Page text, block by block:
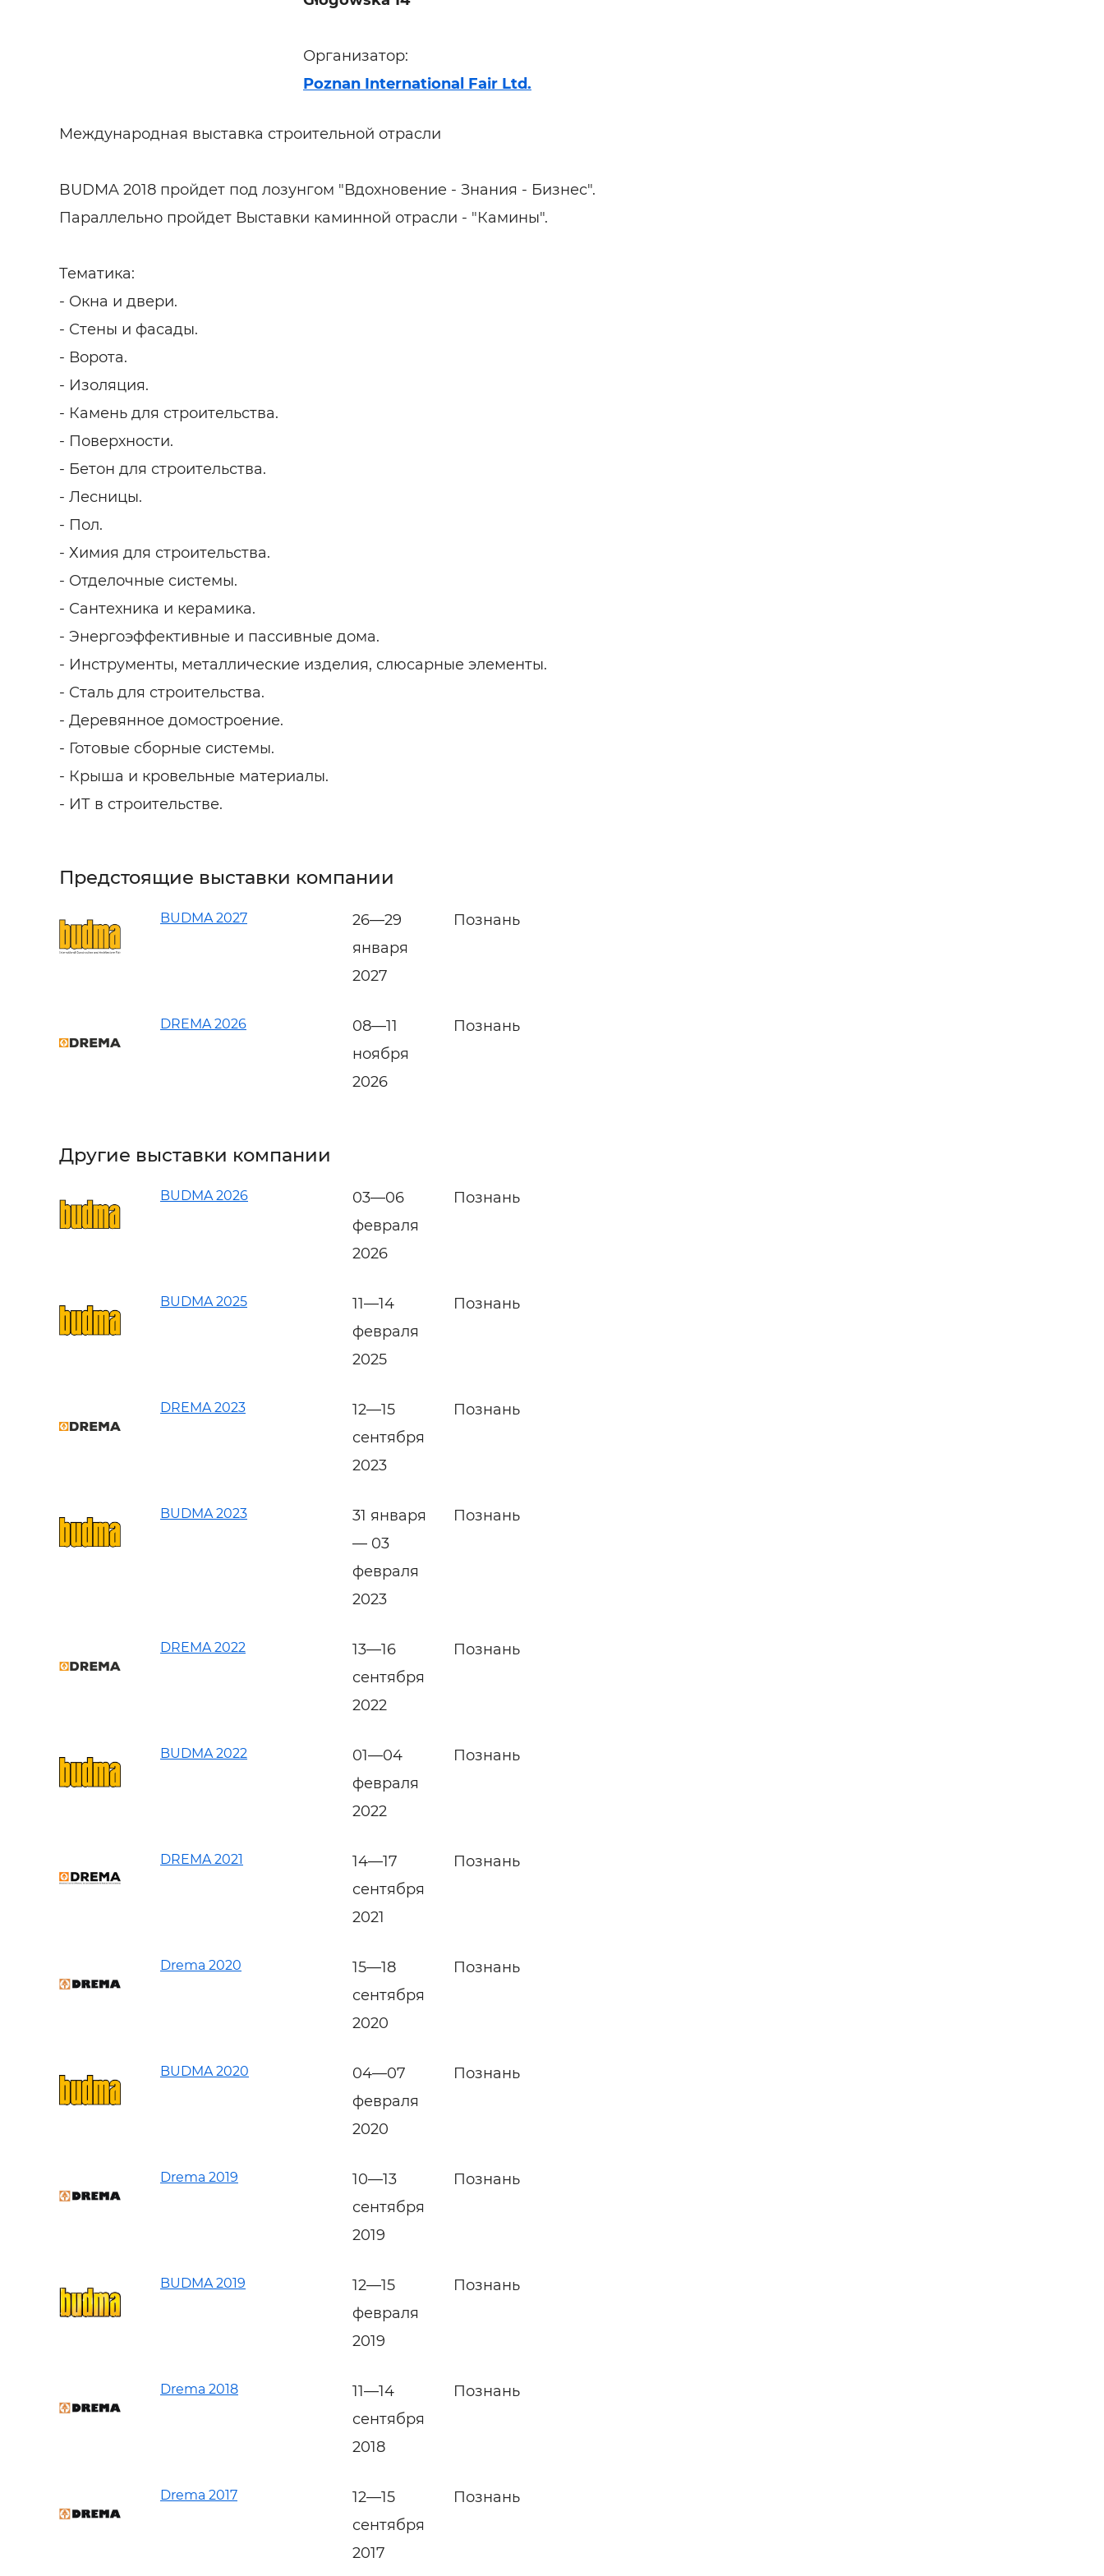
Строительная химия
услуги
Организатор:
Poznan International Fair Ltd.
Международная выставка строительной отрасли
BUDMA 2018 пройдет под лозунгом "Вдохновение - Знания - Бизнес".
Параллельно пройдет Выставки каминной отрасли - "Камины".
Тематика:
- Окна и двери.
- Стены и фасады.
- Ворота.
- Изоляция.
- Камень для строительства.
- Поверхности.
- Бетон для строительства.
- Лесницы.
- Пол.
- Химия для строительства.
- Отделочные системы.
- Сантехника и керамика.
- Энергоэффективные и пассивные дома.
- Инструменты, металлические изделия, слюсарные элементы.
- Сталь для строительства.
- Деревянное домостроение.
- Готовые сборные системы.
- Крыша и кровельные материалы.
- ИТ в строительстве.
Предстоящие выставки компании
BUDMA 2027
26—29
января
2027
Познань
DREMA 2026
08—11
ноября
2026
Познань
Другие выставки компании
BUDMA 2026
03—06
февраля
2026
Познань
BUDMA 2025
11—14
февраля
2025
Познань
DREMA 2023
12—15
сентября
2023
Познань
BUDMA 2023
31 января
— 03
февраля
2023
Познань
DREMA 2022
13—16
сентября
2022
Познань
BUDMA 2022
01—04
февраля
2022
Познань
DREMA 2021
14—17
сентября
2021
Познань
Drema 2020
15—18
сентября
2020
Познань
BUDMA 2020
04—07
февраля
2020
Познань
Drema 2019
10—13
сентября
2019
Познань
BUDMA 2019
12—15
февраля
2019
Познань
Drema 2018
11—14
сентября
2018
Познань
Drema 2017
12—15
сентября
2017
Познань